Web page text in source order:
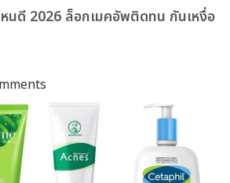
นดี 2026 ล็อกเมคอัพติดทน กันเหงื่อ